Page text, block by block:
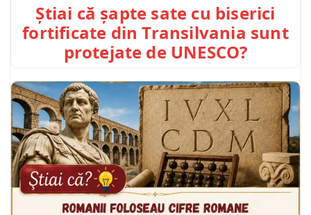
Știai că șapte sate cu biserici
fortificate din Transilvania sunt
protejate de UNESCO?